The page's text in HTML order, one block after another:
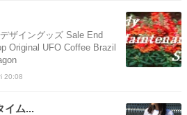
ザイングッズ Sale End
Original UFO Coffee Brazil
20:08
イム...